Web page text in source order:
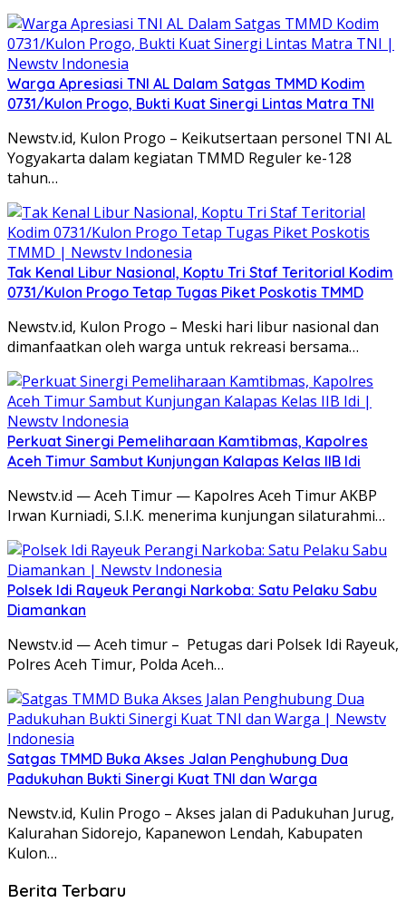
Warga Apresiasi TNI AL Dalam Satgas TMMD Kodim
0731/Kulon Progo, Bukti Kuat Sinergi Lintas Matra TNI
Newstv.id, Kulon Progo – Keikutsertaan personel TNI AL
Yogyakarta dalam kegiatan TMMD Reguler ke-128
tahun…
Tak Kenal Libur Nasional, Koptu Tri Staf Teritorial Kodim
0731/Kulon Progo Tetap Tugas Piket Poskotis TMMD
Newstv.id, Kulon Progo – Meski hari libur nasional dan
dimanfaatkan oleh warga untuk rekreasi bersama…
Perkuat Sinergi Pemeliharaan Kamtibmas, Kapolres
Aceh Timur Sambut Kunjungan Kalapas Kelas IIB Idi
Newstv.id — Aceh Timur — Kapolres Aceh Timur AKBP
Irwan Kurniadi, S.I.K. menerima kunjungan silaturahmi…
Polsek Idi Rayeuk Perangi Narkoba: Satu Pelaku Sabu
Diamankan
Newstv.id — Aceh timur – Petugas dari Polsek Idi Rayeuk,
Polres Aceh Timur, Polda Aceh…
Satgas TMMD Buka Akses Jalan Penghubung Dua
Padukuhan Bukti Sinergi Kuat TNI dan Warga
Newstv.id, Kulin Progo – Akses jalan di Padukuhan Jurug,
Kalurahan Sidorejo, Kapanewon Lendah, Kabupaten
Kulon…
Berita Terbaru